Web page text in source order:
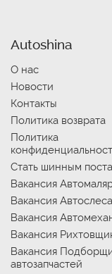
Autoshina
О нас
Новости
Контакты
Политика возврата
Политика
Стать шинным
Вакансия
Вакансия
Вакансия
Вакансия
Вакансия
автозапчастей